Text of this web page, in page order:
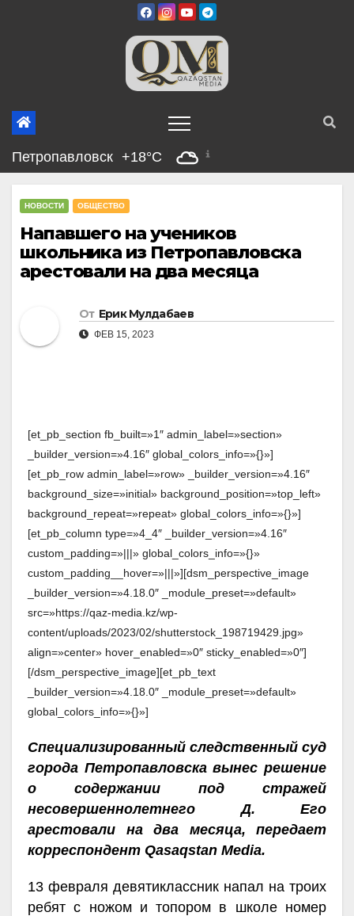
Петропавловск +18°C
НОВОСТИ ОБЩЕСТВО
Напавшего на учеников
школьника из Петропавловска
арестовали на два месяца
От Ерик Мулдабаев
ФЕВ 15, 2023
[et_pb_section fb_built=»1″ admin_label=»section»
_builder_version=»4.16″ global_colors_info=»{}»]
[et_pb_row admin_label=»row» _builder_version=»4.16″
background_size=»initial» background_position=»top_left»
background_repeat=»repeat» global_colors_info=»{}»]
[et_pb_column type=»4_4″ _builder_version=»4.16″
custom_padding=»|||» global_colors_info=»{}»
custom_padding__hover=»|||»][dsm_perspective_image
_builder_version=»4.18.0″ _module_preset=»default»
src=»https://qaz-media.kz/wp-
content/uploads/2023/02/shutterstock_198719429.jpg»
align=»center» hover_enabled=»0″ sticky_enabled=»0″]
[/dsm_perspective_image][et_pb_text
_builder_version=»4.18.0″ _module_preset=»default»
global_colors_info=»{}»]
Специализированный следственный суд
города Петропавловска вынес решение
о содержании под стражей
несовершеннолетнего Д. Его
арестовали на два месяца, передает
корреспондент Qasaqstan Media.
13 февраля девятиклассник напал на троих
ребят с ножом и топором в школе номер